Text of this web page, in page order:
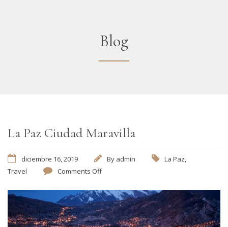
Blog
La Paz Ciudad Maravilla
diciembre 16, 2019 By admin La Paz,
Travel
Comments Off